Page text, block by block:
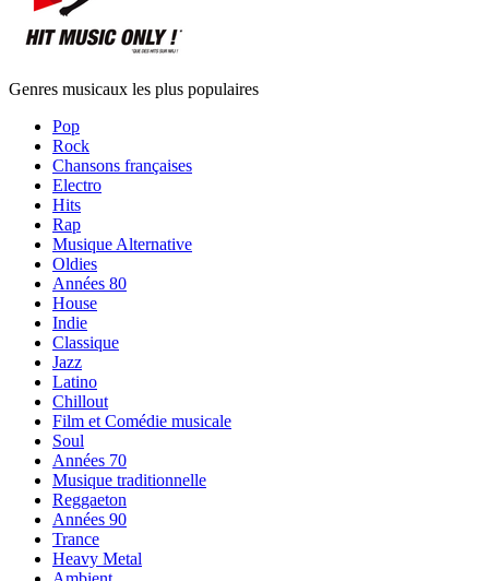
Genres musicaux les plus populaires
Pop
Rock
Chansons françaises
Electro
Hits
Rap
Musique Alternative
Oldies
Années 80
House
Indie
Classique
Jazz
Latino
Chillout
Film et Comédie musicale
Soul
Années 70
Musique traditionnelle
Reggaeton
Années 90
Trance
Heavy Metal